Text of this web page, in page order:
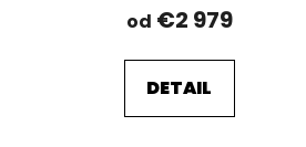
od €2 979
DETAIL